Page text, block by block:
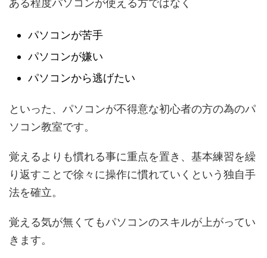
ある程度パソコンが使える方ではなく
パソコンが苦手
パソコンが嫌い
パソコンから逃げたい
といった、パソコンが不得意な初心者の方の為のパ
ソコン教室です。
覚えるよりも慣れる事に重点を置き、基本練習を繰
り返すことで徐々に操作に慣れていくという独自手
法を確立。
覚える気が無くてもパソコンのスキルが上がってい
きます。